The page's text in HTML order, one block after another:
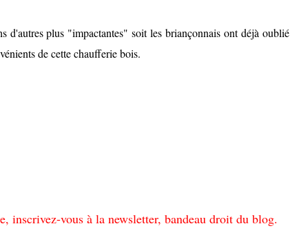
plus "impactantes" soit les briançonnais ont déjà oublié
de cette chaufferie bois.
inscrivez-vous à la newsletter, bandeau droit du blog.